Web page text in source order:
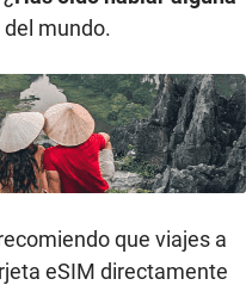
mundo.
que viajes a
eSIM directamente